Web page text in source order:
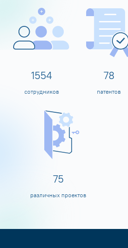
1600
сотрудников
80
патентов
80
различных проектов